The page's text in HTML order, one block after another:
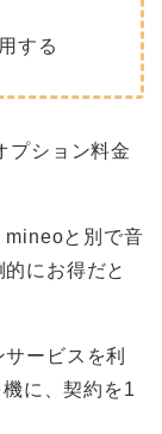
する
プション料金
mineoと別で音
にお得だと
ービスを利
に、契約を1